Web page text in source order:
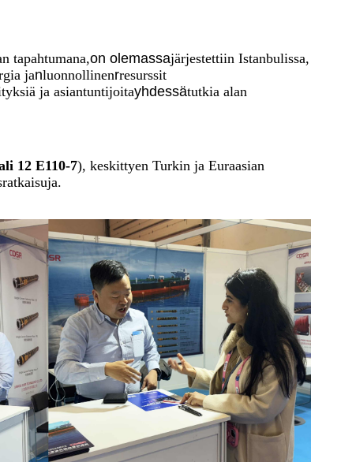
tapahtumana,on olemassajärjestettiin Istanbulissa,
janluonnollinenrresurssit
ja asiantuntijoitayhdessätutkia alan
12 E110-7), keskittyen Turkin ja Euraasian